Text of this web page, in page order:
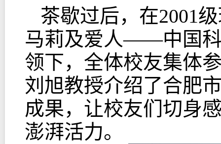
茶歇过后，在2001
马莉及爱人——中国科
领下，全体校友集体
刘旭教授介绍了合肥
成果，让校友们切身
澎湃活力。